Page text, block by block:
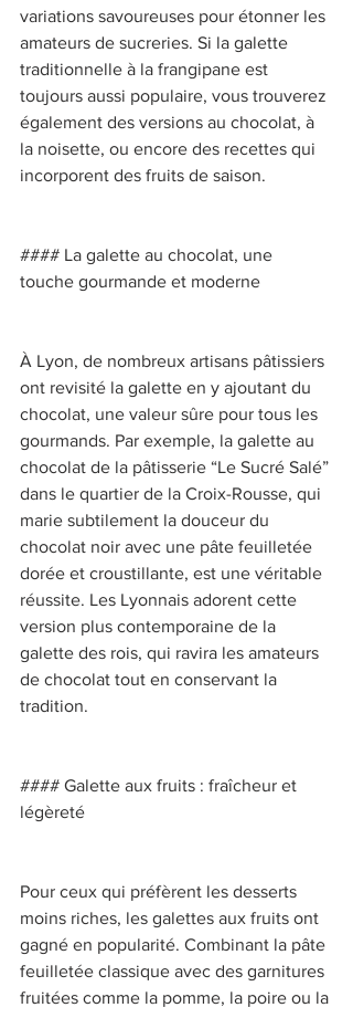
variations savoureuses pour étonner les
amateurs de sucreries. Si la galette
traditionnelle à la frangipane est
toujours aussi populaire, vous trouverez
également des versions au chocolat, à
la noisette, ou encore des recettes qui
incorporent des fruits de saison.
#### La galette au chocolat, une
touche gourmande et moderne
À Lyon, de nombreux artisans pâtissiers
ont revisité la galette en y ajoutant du
chocolat, une valeur sûre pour tous les
gourmands. Par exemple, la galette au
chocolat de la pâtisserie “Le Sucré Salé”
dans le quartier de la Croix-Rousse, qui
marie subtilement la douceur du
chocolat noir avec une pâte feuilletée
dorée et croustillante, est une véritable
réussite. Les Lyonnais adorent cette
version plus contemporaine de la
galette des rois, qui ravira les amateurs
de chocolat tout en conservant la
tradition.
#### Galette aux fruits : fraîcheur et
légèreté
Pour ceux qui préfèrent les desserts
moins riches, les galettes aux fruits ont
gagné en popularité. Combinant la pâte
feuilletée classique avec des garnitures
fruitées comme la pomme, la poire ou la